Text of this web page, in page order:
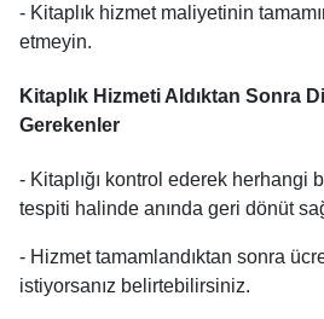
- Kitaplık hizmet maliyetinin
etmeyin.
Kitaplık Hizmeti Aldıktan Sonra
Gerekenler
- Kitaplığı kontrol ederek herhangi
tespiti halinde anında geri dönüt
- Hizmet tamamlandıktan sonra
istiyorsanız belirtebilirsiniz.